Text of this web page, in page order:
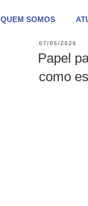
QUEM SOMOS
07/05/2026
Papel
como